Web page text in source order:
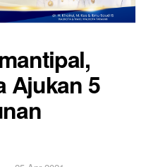
Ajukan 5